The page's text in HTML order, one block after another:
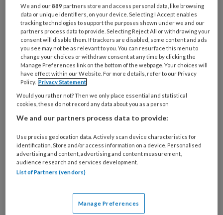
(klinische) casusrapportages en
epidemiologisch onderzoek. Voor
vroegsignalering bestaan twee benaderingen.
Derisk-firstbenadering richt zich op het
identificeren van potentieel gevaarlijke en
relevante blootstellingen. Dedisease-first
benadering redeneert vanuit waargenomen
gezondheidseffecten (‘ziekte’) en onderzoekt
mogelijke causale verbanden met de
blootstellingen. Dat laatste gebeurt in
Nederland aan de hand van het bijhouden van
potentiële nieuwe beroepsziekten die via het
website van het Nederlands Centrum voor
Beroepsziekten (NCvB) kunnen worden
We and our889 partners store and access personal data, like browsing
data or unique identifiers, on your device. Selecting I Accept enables
tracking technologies to support the purposes shown under we and our
partners process data to provide. Selecting Reject All or withdrawing your
consent will disable them. If trackers are disabled, some content and ads
you see may not be as relevant to you. You can resurface this menu to
change your choices or withdraw consent at any time by clicking the
Manage Preferences link on the bottom of the webpage. Your choices will
have effect within our Website. For more details, refer to our Privacy
Policy. Privacy Statement
Would you rather not? Then we only place essential and statistical
cookies, these do not record any data about you as a person
We and our partners process data to provide:
Use precise geolocation data. Actively scan device characteristics for
identification. Store and/or access information on a device. Personalised
advertising and content, advertising and content measurement,
audience research and services development.
List of Partners (vendors)
Manage Preferences